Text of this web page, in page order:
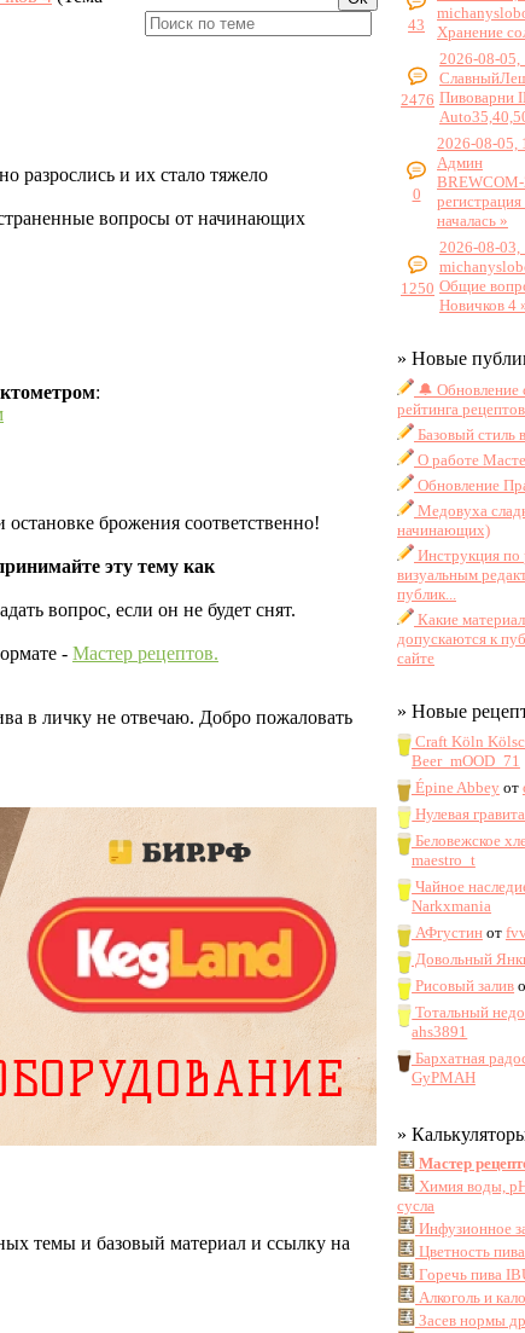
разрослись и их стало тяжело
вопросы от начинающих
:
брожения соответственно!
эту тему как
вопрос, если он не будет снят.
- Мастер рецептов.
в личку не отвечаю. Добро пожаловать
темы и базовый материал и ссылку на
43
Хранение
2476
2026-08-05,
Пивоварни
0
2026-08-05,
Админ
началась »
1250
2026-08-03,
Общие
Новичков 4
» Новые
🔔 Обновление
рейтинга рецептов
Базовый стиль
О работе
Обновление
Медовуха
начинающих)
Инструкция по
визуальным
публик...
Какие
допускаются к
сайте
» Новые
Craft Köln
Beer_mOOD_71
Épine Abbeyот
Нулевая
Беловежское
maestro_t
Чайное
Narkxmania
АФгустинот
Довольный
Рисовый залив
Тотальный
ahs3891
Бархатная
GyPMAH
»
Мастер
Химия воды,
сусла
Инфузионное
Цветность
Горечь пива
Алкоголь и
Засев нормы